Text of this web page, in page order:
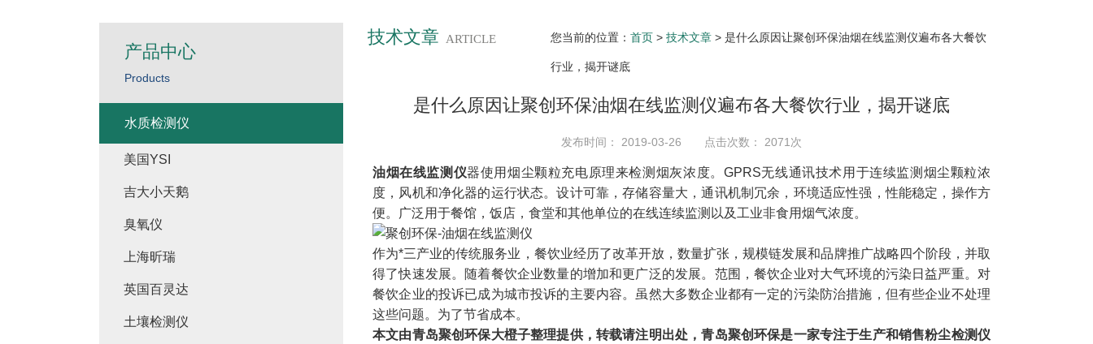
技术文章 ARTICLE 您当前的位置： 首页 > 技术文章 > 是什么原因让聚创环保油烟在线监测仪遍布各大餐饮
行业，揭开谜底
是什么原因让聚创环保油烟在线监测仪遍布各大餐饮行业，揭开谜底
发布时间： 2019-03-26 点击次数： 2071次
油烟在线监测仪器使用烟尘颗粒充电原理来检测烟灰浓度。GPRS无线通讯技术用于连续监测烟尘颗粒浓
度，风机和净化器的运行状态。设计可靠，存储容量大，通讯机制冗余，环境适应性强，性能稳定，操作方
便。广泛用于餐馆，饭店，食堂和其他单位的在线连续监测以及工业非食用烟气浓度。
作为*三产业的传统服务业，餐饮业经历了改革开放，数量扩张，规模链发展和品牌推广战略四个阶段，并取
得了快速发展。随着餐饮企业数量的增加和更广泛的发展。范围，餐饮企业对大气环境的污染日益严重。对
餐饮企业的投诉已成为城市投诉的主要内容。虽然大多数企业都有一定的污染防治措施，但有些企业不处理
这些问题。为了节省成本。
本文由青岛聚创环保大橙子整理提供，转载请注明出处，青岛聚创环保是一家专注于生产和销售粉尘检测仪
产品中心
Products
水质检测仪
美国YSI
吉大小天鹅
臭氧仪
上海昕瑞
英国百灵达
土壤检测仪